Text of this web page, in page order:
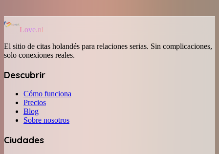
Love.nl
El sitio de citas holandés para relaciones serias. Sin complicaciones,
solo conexiones reales.
Descubrir
Cómo funciona
Precios
Blog
Sobre nosotros
Ciudades